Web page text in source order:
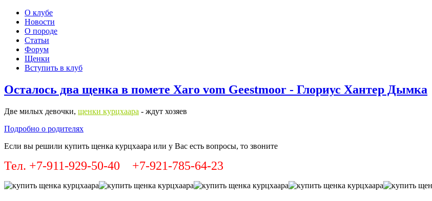
О клубе
Новости
О породе
Статьи
Форум
Щенки
Вступить в клуб
Осталось два щенка в помете Xaro vom Geestmoor - Глориус Хантер Дымка
Две милых девочки, щенки курцхаара - ждут хозяев
Подробно о родителях
Если вы решили купить щенка курцхаара или у Вас есть вопросы, то звоните
Тел. +7-911-929-50-40 +7-921-785-64-23